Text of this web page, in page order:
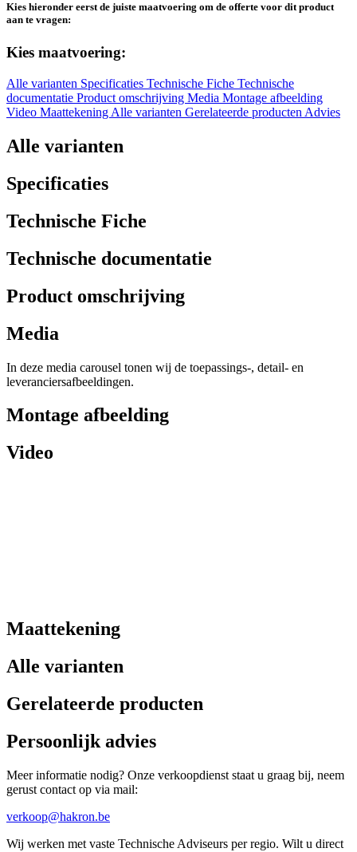
Kies hieronder eerst de juiste maatvoering om de offerte voor dit product
aan te vragen:
Kies maatvoering:
Alle varianten Specificaties Technische Fiche Technische
documentatie Product omschrijving Media Montage afbeelding
Video Maattekening Alle varianten Gerelateerde producten Advies
Alle varianten
Specificaties
Technische Fiche
Technische documentatie
Product omschrijving
Media
In deze media carousel tonen wij de toepassings-, detail- en
leveranciersafbeeldingen.
Montage afbeelding
Video
Maattekening
Alle varianten
Gerelateerde producten
Persoonlijk advies
Meer informatie nodig? Onze verkoopdienst staat u graag bij, neem
gerust contact op via mail:
verkoop@hakron.be
Wij werken met vaste Technische Adviseurs per regio. Wilt u direct